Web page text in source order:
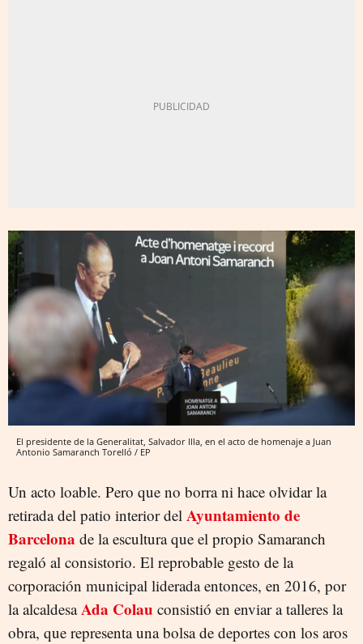
El presidente de la Generalitat, Salvador Illa, en el acto de homenaje a Juan
Antonio Samaranch Torelló / EP
Un acto loable. Pero que no borra ni hace olvidar la
retirada del patio interior del Ayuntamiento de
Barcelona de la escultura que el propio Samaranch
regaló al consistorio. El reprobable gesto de la
corporación municipal liderada entonces, en 2016, por
la alcaldesaAda Colau consistió en enviar a talleres la
obra, que representa una bolsa de deportes con los aros